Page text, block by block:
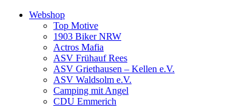
Webshop
Top Motive
1903 Biker NRW
Actros Mafia
ASV Frühauf Rees
ASV Griethausen – Kellen e.V.
ASV Waldsolm e.V.
Camping mit Angel
CDU Emmerich